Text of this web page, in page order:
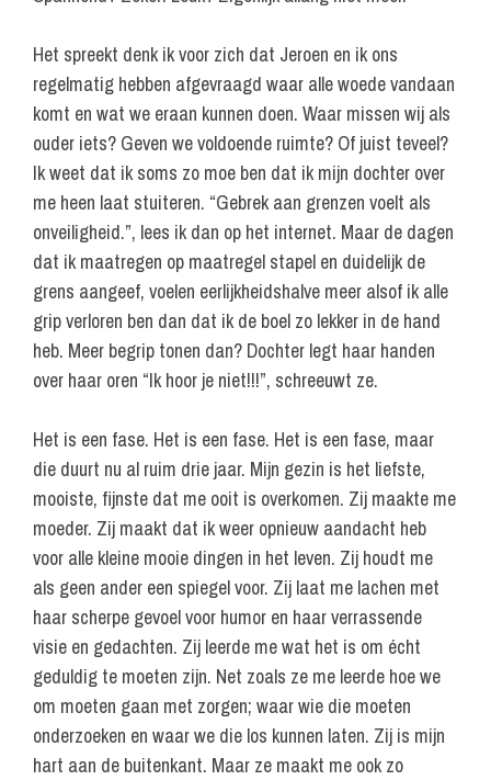
Het spreekt denk ik voor zich dat Jeroen en ik ons
regelmatig hebben afgevraagd waar alle woede vandaan
komt en wat we eraan kunnen doen. Waar missen wij als
ouder iets? Geven we voldoende ruimte? Of juist teveel?
Ik weet dat ik soms zo moe ben dat ik mijn dochter over
me heen laat stuiteren. “Gebrek aan grenzen voelt als
onveiligheid.”, lees ik dan op het internet. Maar de dagen
dat ik maatregen op maatregel stapel en duidelijk de
grens aangeef, voelen eerlijkheidshalve meer alsof ik alle
grip verloren ben dan dat ik de boel zo lekker in de hand
heb. Meer begrip tonen dan? Dochter legt haar handen
over haar oren “Ik hoor je niet!!!”, schreeuwt ze.
Het is een fase. Het is een fase. Het is een fase, maar
die duurt nu al ruim drie jaar. Mijn gezin is het liefste,
mooiste, fijnste dat me ooit is overkomen. Zij maakte me
moeder. Zij maakt dat ik weer opnieuw aandacht heb
voor alle kleine mooie dingen in het leven. Zij houdt me
als geen ander een spiegel voor. Zij laat me lachen met
haar scherpe gevoel voor humor en haar verrassende
visie en gedachten. Zij leerde me wat het is om écht
geduldig te moeten zijn. Net zoals ze me leerde hoe we
om moeten gaan met zorgen; waar wie die moeten
onderzoeken en waar we die los kunnen laten. Zij is mijn
hart aan de buitenkant. Maar ze maakt me ook zo